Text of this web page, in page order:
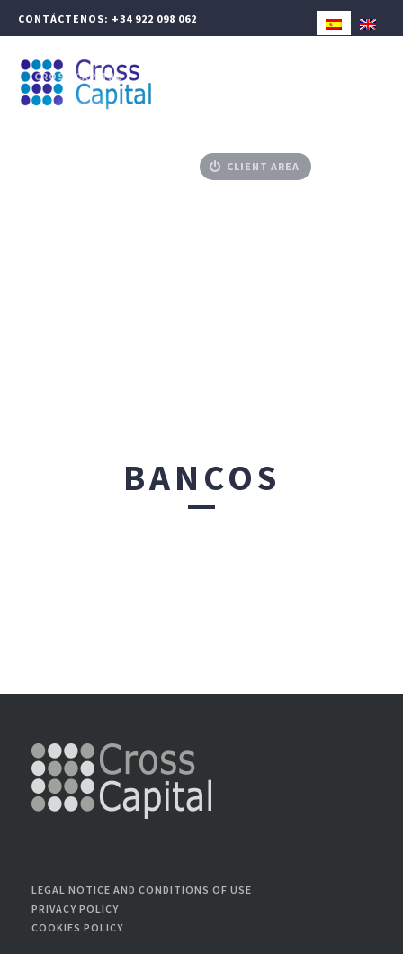
CONTÁCTENOS: +34 922 098 062
CROSS CAPITAL
CLIENT AREA
BANCOS
LEGAL NOTICE AND CONDITIONS OF USE
PRIVACY POLICY
COOKIES POLICY